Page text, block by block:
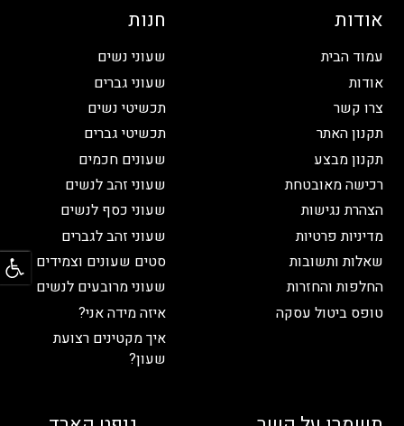
אודות
עמוד הבית
אודות
צרו קשר
תקנון האתר
תקנון מבצע
רכישה מאובטחת
הצהרת נגישות
מדיניות פרטיות
שאלות ותשובות
החלפות והחזרות
טופס ביטול עסקה
חנות
שעוני נשים
שעוני גברים
תכשיטי נשים
תכשיטי גברים
שעונים חכמים
שעוני זהב לנשים
שעוני כסף לנשים
שעוני זהב לגברים
סטים שעונים וצמידים
שעוני מרובעים לנשים
איזה מידה אני?
איך מקטינים רצועת
שעון?